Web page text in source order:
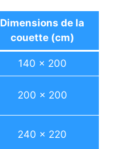
Dimensions de la
couette (cm)
140 x 200
200 x 200
240 x 220